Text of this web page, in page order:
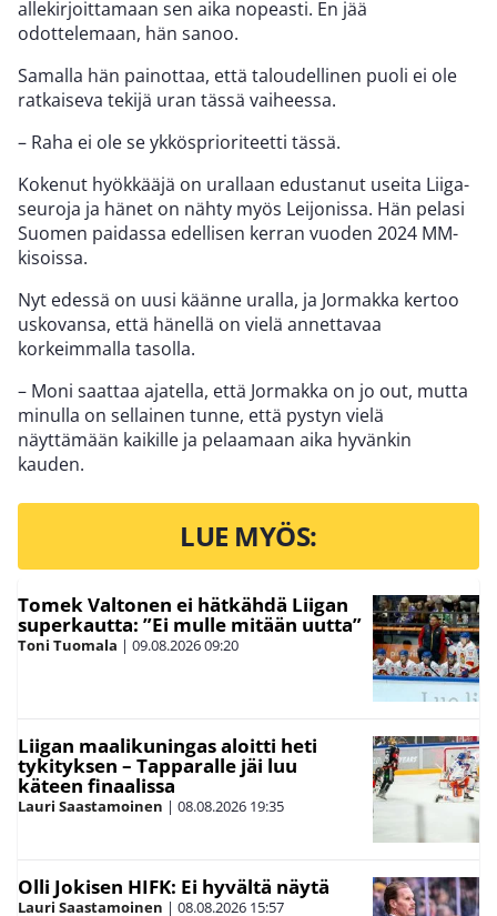
allekirjoittamaan sen aika nopeasti. En jää
odottelemaan, hän sanoo.
Samalla hän painottaa, että taloudellinen puoli ei ole
ratkaiseva tekijä uran tässä vaiheessa.
– Raha ei ole se ykkösprioriteetti tässä.
Kokenut hyökkääjä on urallaan edustanut useita Liiga-
seuroja ja hänet on nähty myös Leijonissa. Hän pelasi
Suomen paidassa edellisen kerran vuoden 2024 MM-
kisoissa.
Nyt edessä on uusi käänne uralla, ja Jormakka kertoo
uskovansa, että hänellä on vielä annettavaa
korkeimmalla tasolla.
– Moni saattaa ajatella, että Jormakka on jo out, mutta
minulla on sellainen tunne, että pystyn vielä
näyttämään kaikille ja pelaamaan aika hyvänkin
kauden.
LUE MYÖS:
Tomek Valtonen ei hätkähdä Liigan
superkautta: ”Ei mulle mitään uutta”
Toni Tuomala | 09.08.202609:20
Liigan maalikuningas aloitti heti
tykityksen – Tapparalle jäi luu
käteen finaalissa
Lauri Saastamoinen | 08.08.2026 19:35
Olli Jokisen HIFK: Ei hyvältä näytä
Lauri Saastamoinen | 08.08.2026 15:57